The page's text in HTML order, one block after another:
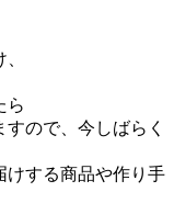
ら
ので、今しばらく
けする商品や作り手